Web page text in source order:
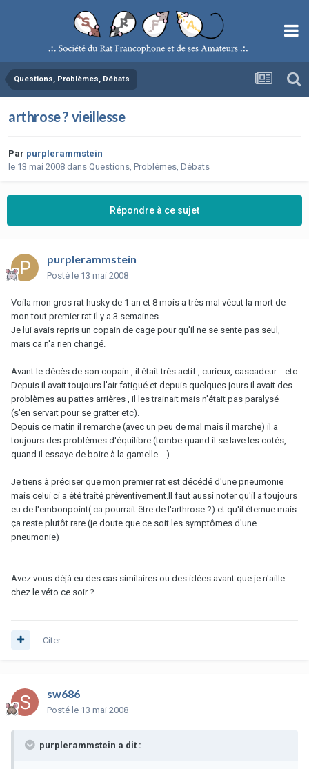
Questions, Problèmes, Débats
arthrose ? vieillesse
Par purplerammstein
le 13 mai 2008 dans Questions, Problèmes, Débats
Répondre à ce sujet
purplerammstein
Posté le 13 mai 2008
Voila mon gros rat husky de 1 an et 8 mois a très mal vécut la mort de
mon tout premier rat il y a 3 semaines.
Je lui avais repris un copain de cage pour qu'il ne se sente pas seul,
mais ca n'a rien changé.
Avant le décès de son copain , il était très actif , curieux, cascadeur ...etc
Depuis il avait toujours l'air fatigué et depuis quelques jours il avait des
problèmes au pattes arrières , il les trainait mais n'était pas paralysé
(s'en servait pour se gratter etc).
Depuis ce matin il remarche (avec un peu de mal mais il marche) il a
toujours des problèmes d'équilibre (tombe quand il se lave les cotés,
quand il essaye de boire à la gamelle ...)
Je tiens à préciser que mon premier rat est décédé d'une pneumonie
mais celui ci a été traité préventivement.Il faut aussi noter qu'il a toujours
eu de l'embonpoint( ca pourrait être de l'arthrose ?) et qu'il éternue mais
ça reste plutôt rare (je doute que ce soit les symptômes d'une
pneumonie)
Avez vous déjà eu des cas similaires ou des idées avant que je n'aille
chez le véto ce soir ?
Citer
sw686
Posté le 13 mai 2008
purplerammstein a dit :